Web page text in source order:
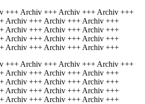
+++ Archiv +++ Archiv +++ Archiv +++
Archiv +++ Archiv +++ Archiv +++
Archiv +++ Archiv +++ Archiv +++
Archiv +++ Archiv +++ Archiv +++
Archiv +++ Archiv +++ Archiv +++
+++ Archiv +++ Archiv +++ Archiv +++
Archiv +++ Archiv +++ Archiv +++
Archiv +++ Archiv +++ Archiv +++
Archiv +++ Archiv +++ Archiv +++
Archiv +++ Archiv +++ Archiv +++